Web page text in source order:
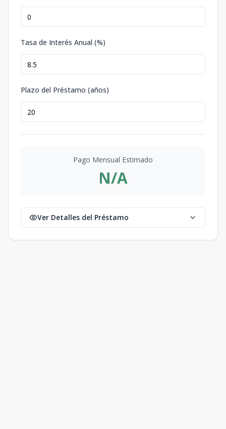
Tasa de Interés Anual (%)
Plazo del Préstamo (años)
Pago Mensual Estimado
N/A
Ver Detalles del Préstamo